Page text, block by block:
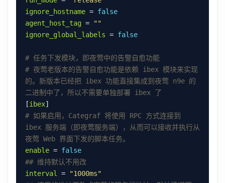
ignore_hostname = false
agent_host_tag =
""
ignore_global_labels = false
# 任务下发模块，即夜莺中的告警自愈功能
# 夜莺老版本的告警自愈功能是依赖 ibex 模块来实现
的。新版本已经把 ibex 功能直接集成到夜莺 n9e 的
二进制中了，所以不需要单独部署 ibex 了
[ibex
# 如果启用，Categraf 将使用 RPC 方式连接到
ibex 服务端（即夜莺服务端），从而可以接收并执行从
夜莺 Web 界面下发的脚本任务。
enable = false
## 维持默认不用改
interval
=
"1000ms"